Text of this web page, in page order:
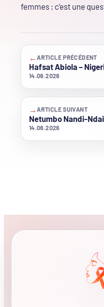
femmes ; c’est une
←ARTICLE PRÉCÉDENT
Hafsat Abiola –
14.06.2026
→ARTICLE SUIVANT
Netumbo Nandi-
14.06.2026